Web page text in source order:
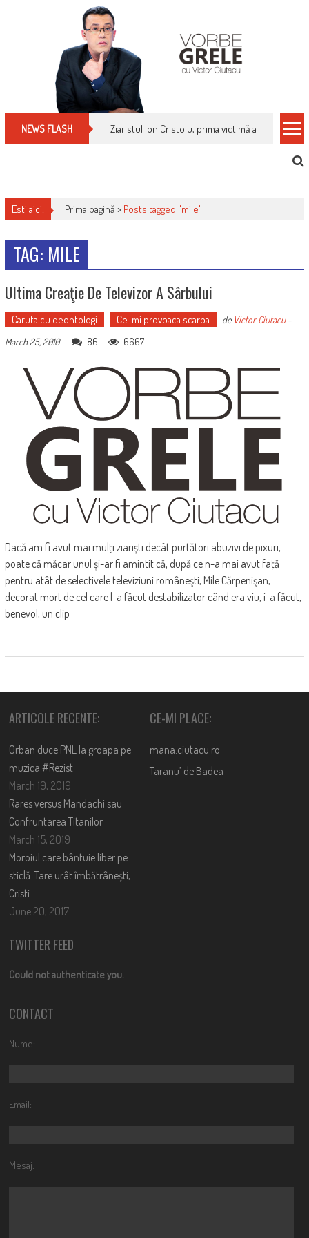
NEWS FLASH Ziaristul Ion Cristoiu, prima victimă a noi
Esti aici: Prima pagină > Posts tagged "mile"
TAG: MILE
Ultima Creaţie De Televizor A Sârbului
Caruta cu deontologi Ce-mi provoaca scarba de Victor Ciutacu-
March 25, 2010
86 6667
Dacă am fi avut mai mulţi ziarişti decât purtători abuzivi de pixuri,
poate că măcar unul şi-ar fi amintit că, după ce n-a mai avut faţă
pentru atât de selectivele televiziuni româneşti, Mile Cărpenişan,
decorat mort de cel care l-a făcut destabilizator când era viu, i-a făcut,
benevol, un clip
ARTICOLE RECENTE:
Orban duce PNL la groapa pe
muzica #Rezist
March 19, 2019
Rares versus Mandachi sau
Confruntarea Titanilor
March 15, 2019
Moroiul care bântuie liber pe
sticlă. Tare urât îmbătrânești,
Cristi….
June 20, 2017
CE-MI PLACE:
mana.ciutacu.ro
Taranu’ de Badea
TWITTER FEED
Could not authenticate you.
CONTACT
Nume:
Email:
Mesaj: